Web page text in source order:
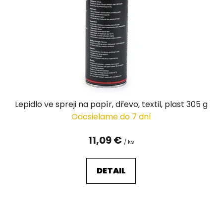
Lepidlo ve spreji na papír, dřevo, textil, plast 305 g
Odosielame do 7 dní
11,09 € / ks
DETAIL